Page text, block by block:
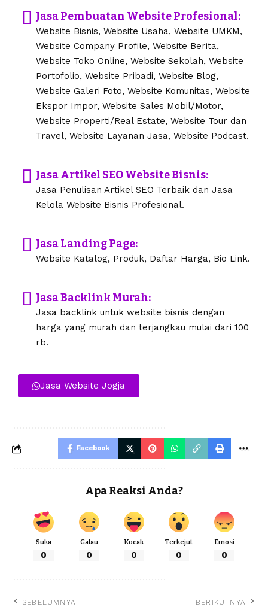
Jasa Pembuatan Website Profesional:
Website Bisnis, Website Usaha, Website UMKM,
Website Company Profile, Website Berita,
Website Toko Online, Website Sekolah, Website
Portofolio, Website Pribadi, Website Blog,
Website Galeri Foto, Website Komunitas, Website
Ekspor Impor, Website Sales Mobil/Motor,
Website Properti/Real Estate, Website Tour dan
Travel, Website Layanan Jasa, Website Podcast.
Jasa Artikel SEO Website Bisnis:
Jasa Penulisan Artikel SEO Terbaik dan Jasa
Kelola Website Bisnis Profesional.
Jasa Landing Page:
Website Katalog, Produk, Daftar Harga, Bio Link.
Jasa Backlink Murah:
Jasa backlink untuk website bisnis dengan
harga yang murah dan terjangkau mulai dari 100
rb.
Jasa Website Jogja
Facebook
Apa Reaksi Anda?
Suka
0
Galau
0
Kocak
0
Terkejut
0
Emosi
0
SEBELUMNYA BERIKUTNYA